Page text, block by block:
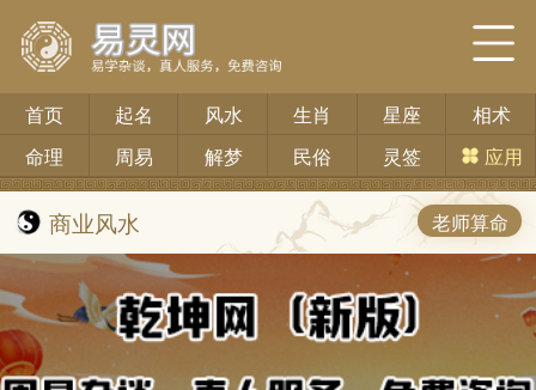
首页 起名 风水 生肖 星座
相术
命理
周易 解梦 民俗 灵签 应用
商业风水 老师算命